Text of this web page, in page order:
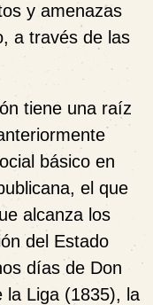
y amenazas
a través de las
tiene una raíz
básico en
el que
alcanza los
del Estado
días de Don
la Liga (1835), la